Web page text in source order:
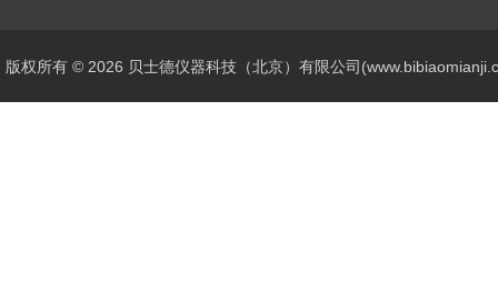
版权所有 © 2026 贝士德仪器科技（北京）有限公司